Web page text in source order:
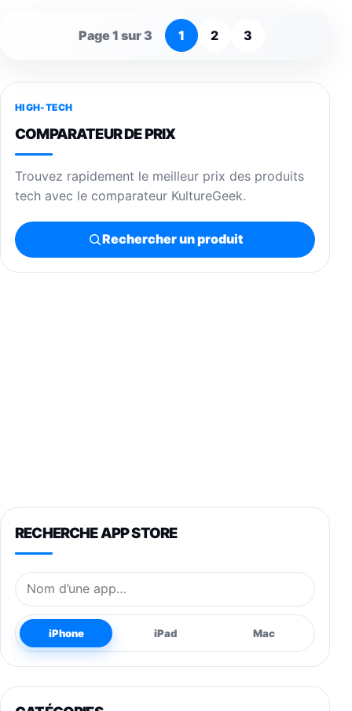
Page 1 sur 3 1 2 3
HIGH-TECH
COMPARATEUR DE PRIX
Trouvez rapidement le meilleur prix des produits
tech avec le comparateur KultureGeek.
Rechercher un produit
RECHERCHE APP STORE
Nom de l’application
iPhone iPad Mac